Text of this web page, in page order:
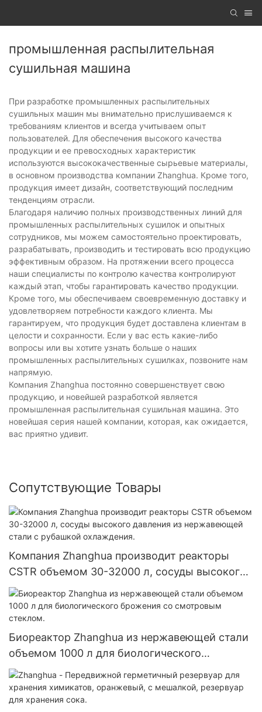
промышленная распылительная
сушильная машина
При разработке промышленных распылительных
сушильных машин мы внимательно прислушиваемся к
требованиям клиентов и всегда учитываем опыт
пользователей. Для обеспечения высокого качества
продукции и ее превосходных характеристик
используются высококачественные сырьевые материалы,
в основном производства компании Zhanghua. Кроме того,
продукция имеет дизайн, соответствующий последним
тенденциям отрасли.
Благодаря наличию полных производственных линий для
промышленных распылительных сушилок и опытных
сотрудников, мы можем самостоятельно проектировать,
разрабатывать, производить и тестировать всю продукцию
эффективным образом. На протяжении всего процесса
наши специалисты по контролю качества контролируют
каждый этап, чтобы гарантировать качество продукции.
Кроме того, мы обеспечиваем своевременную доставку и
удовлетворяем потребности каждого клиента. Мы
гарантируем, что продукция будет доставлена ​​клиентам в
целости и сохранности. Если у вас есть какие-либо
вопросы или вы хотите узнать больше о наших
промышленных распылительных сушилках, позвоните нам
напрямую.
Компания Zhanghua постоянно совершенствует свою
продукцию, и новейшей разработкой является
промышленная распылительная сушильная машина. Это
новейшая серия нашей компании, которая, как ожидается,
вас приятно удивит.
Сопутствующие Товары
Компания Zhanghua производит реакторы
CSTR объемом 30-32000 л, сосуды высокого
давления из нержавеющей стали с рубашкой
охлаждения.
Биореактор Zhanghua из нержавеющей стали
объемом 1000 л для биологического
брожения со смотровым стеклом.